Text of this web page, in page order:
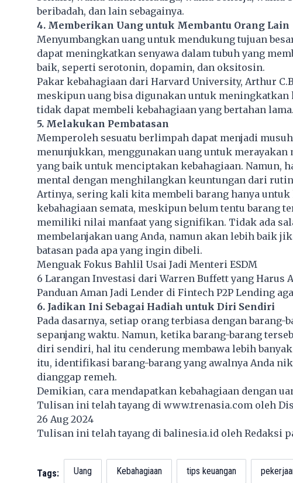
beribadah, dan lain sebagainya.
4. Memberikan Uang untuk Membantu Orang Lain
Menyumbangkan uanguntuk mendukung tujuan
dapat meningkatkan senyawa dalam tubuh yang
baik, seperti serotonin, dopamin, dan oksitosin.
Pakar kebahagiaan dari Harvard University, Arthur
meskipun uang bisa digunakan untuk meningkatkan
tidak dapat membeli kebahagiaan yang bertahan lama.
5. Melakukan Pembatasan
Memperoleh sesuatu berlimpah dapat menjadi
menunjukkan, menggunakan uang untuk merayakan
yang baik untuk menciptakan kebahagiaan. Namun,
mental dengan menghilangkan keuntungan dari
Artinya, sering kali kita membelibaranghanya untuk
kebahagiaan semata, meskipun belum tentu barang
memiliki nilai manfaat yang signifikan. Tidak ada
membelanjakan uang Anda, namun akan lebih baik
batasan pada apa yang ingin dibeli.
Menguak Fokus Bahlil Usai Jadi Menteri ESDM
6 Larangan Investasi dari Warren Buffett yang Harus
Panduan Aman Jadi Lender di Fintech P2P Lending
6. Jadikan Ini Sebagai Hadiah untuk Diri Sendiri
Pada dasarnya, setiap orang terbiasa dengan
sepanjang waktu. Namun, ketika barang-barang
diri sendiri, hal itu cenderung membawa lebih
itu, identifikasi barang-barang yang awalnya Anda
dianggap remeh.
Demikian, cara mendapatkan kebahagiaan dengan
Tulisan ini telah tayang di www.trenasia.comoleh
26 Aug 2024
Tulisan ini telah tayang dibalinesia.idoleh Redaksi
Tags: Uang Kebahagiaan tips keuangan